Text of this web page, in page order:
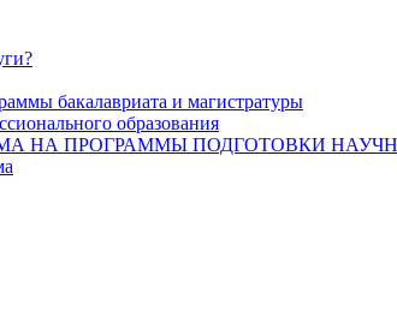
бакалавриата и магистратуры
образования
НА ПРОГРАММЫ ПОДГОТОВКИ